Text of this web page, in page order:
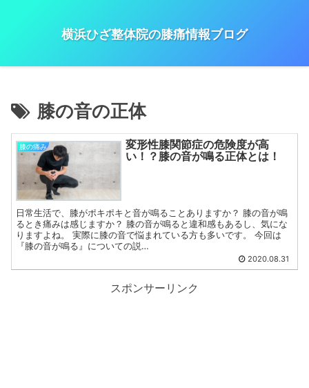
横浜ひざ整体院の膝痛情報ブログ
膝の音の正体
膝の痛み
変形性膝関節症の危険度が高
い！？膝の音が鳴る正体とは！
日常生活で、膝がポキポキと音が鳴ることありますか？ 膝の音が鳴
るとき痛みは感じますか？ 膝の音が鳴ると違和感もあるし、気にな
りますよね。 実際に膝の音で悩まれている方も多いです。 今回は
『膝の音が鳴る』についての説…
2020.08.31
スポンサーリンク